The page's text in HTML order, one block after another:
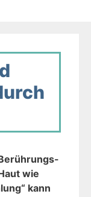
wie
kann